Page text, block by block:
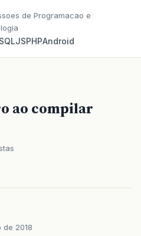
de Programacao e
SQLJSPHPAndroid
ao compilar
de 2018